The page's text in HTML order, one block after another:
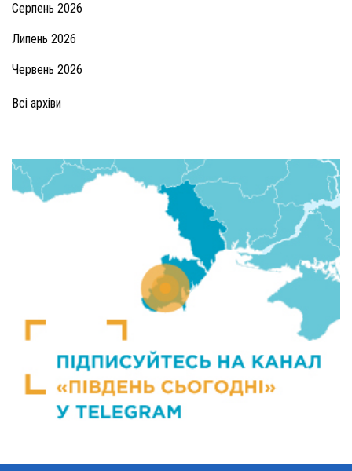
Серпень 2026
Липень 2026
Червень 2026
Всі архіви